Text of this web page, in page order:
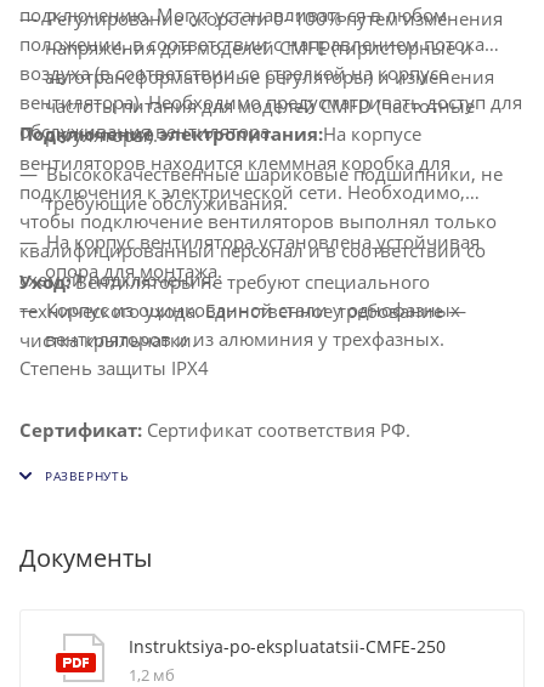
Регулирование скорости 0–100% путем изменения
напряжения для моделей CMFE (тиристорные и
автотрансформаторные регуляторы) и изменения
частоты питания для моделей CMFD (частотные
регуляторы).
Высококачественные шариковые подшипники, не
требующие обслуживания.
На корпус вентилятора установлена устойчивая
опора для монтажа.
Корпус из оцинкованной стали у однофазных
вентиляторов и из алюминия у трехфазных.
Степень защиты IPX4
подключению. Могут устанавливаться в любом
положении, в соответствии с направлением потока
воздуха (в соответствии со стрелкой на корпусе
вентилятора). Необходимо предусматривать доступ для
обслуживания вентилятора.
Подключение электропитания:На корпусе
вентиляторов находится клеммная коробка для
подключения к электрической сети. Необходимо,
чтобы подключение вентиляторов выполнял только
квалифицированный персонал и в соответствии со
схемой подключения.
Уход:Вентиляторы не требуют специального
технического ухода. Единственное требование —
чистка крыльчатки.
Сертификат: Сертификат соответствия РФ.
Документы
Instruktsiya-po-ekspluatatsii-CMFE-250
1,2 мб